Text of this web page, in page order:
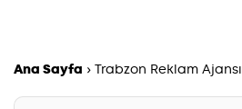
Ana Sayfa › Trabzon Reklam Ajansı